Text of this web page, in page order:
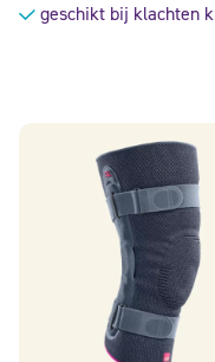
geschikt bij klachten